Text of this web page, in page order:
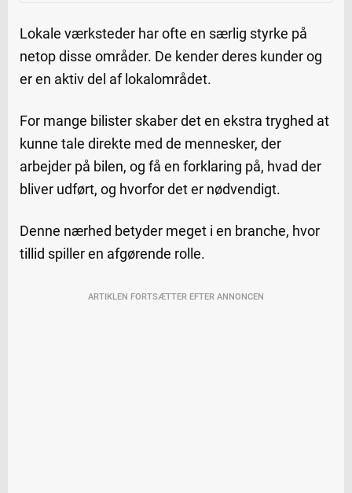
Lokale værksteder har ofte en særlig styrke på
netop disse områder. De kender deres kunder og
er en aktiv del af lokalområdet.
For mange bilister skaber det en ekstra tryghed at
kunne tale direkte med de mennesker, der
arbejder på bilen, og få en forklaring på, hvad der
bliver udført, og hvorfor det er nødvendigt.
Denne nærhed betyder meget i en branche, hvor
tillid spiller en afgørende rolle.
ARTIKLEN FORTSÆTTER EFTER ANNONCEN